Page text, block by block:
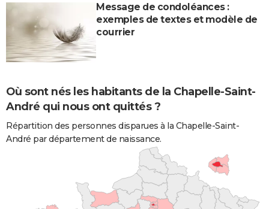
Message de condoléances :
exemples de textes et modèle de
courrier
Où sont nés les habitants de la Chapelle-Saint-
André qui nous ont quittés ?
Répartition des personnes disparues à la Chapelle-Saint-
André par département de naissance.